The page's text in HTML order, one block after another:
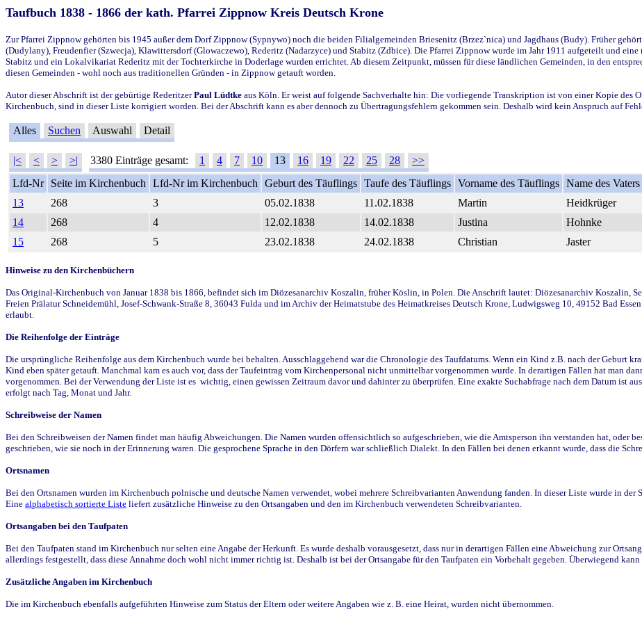
Taufbuch 1838 - 1866 der kath. Pfarrei Zippnow Kreis Deutsch Krone
Zur Pfarrei Zippnow gehörten bis 1945 außer dem Dorf Zippnow (Sypnywo) noch die beiden Filialgemeinden Briesenitz (Brzez`nica) und Jagdhaus (Budy). Früher
(Dudylany), Freudenfier (Szwecja), Klawittersdorf (Glowaczewo), Rederitz (Nadarzyce) und Stabitz (Zdbice). Die Pfarrei Zippnow wurde im Jahr 1911 aufgeteilt und
Stabitz und ein Lokalvikariat Rederitz mit der Tochterkirche in Doderlage wurden errichtet. Ab diesem Zeitpunkt, müssen für diese ländlichen Gemeinden, in den
diesen Gemeinden - wohl noch aus traditionellen Gründen - in Zippnow getauft worden.
Autor dieser Abschrift ist der gebürtige RederitzerPaul Lüdtke aus Köln. Er weist auf folgende Sachverhalte hin: Die vorliegende Transkription ist von einer Kopie des
Kirchenbuch, sind in dieser Liste korrigiert worden. Bei der Abschrift kann es aber dennoch zu Übertragungsfehlern gekommen sein. Deshalb wird kein Anspruch auf
Alles Suchen Auswahl Detail
|< < > >| 3380 Einträge gesamt: 1 4 7 10 13 16 19 22 25 28
>>
Lfd-Nr
Seite im Kirchenbuch Lfd-Nr im Kirchenbuch Geburt des Täuflings Taufe des Täuflings Vorname des Täuflings Name des Vaters
13
268 3 05.02.1838 11.02.1838 Martin Heidkrüger
14
268 4 12.02.1838 14.02.1838 Justina Hohnke
15
268 5 23.02.1838 24.02.1838 Christian Jaster
Hinweise zu den Kirchenbüchern
Das Original-Kirchenbuch von Januar 1838 bis 1866, befindet sich im Diözesanarchiv Koszalin, früher Köslin, in Polen. Die Anschrift lautet: Diözesanarchiv Koszalin,
Freien Prälatur Schneidemühl, Josef-Schwank-Straße 8, 36043 Fulda und im Archiv der Heimatstube des Heimatkreises Deutsch Krone, Ludwigsweg 10, 49152 Bad
erlaubt.
Die Reihenfolge der Einträge
Die ursprüngliche Reihenfolge aus dem Kirchenbuch wurde bei behalten. Ausschlaggebend war die Chronologie des Taufdatums. Wenn ein Kind z.B. nach der Geburt
Kind eben später getauft. Manchmal kam es auch vor, dass der Taufeintrag vom Kirchenpersonal nicht unmittelbar vorgenommen wurde. In derartigen Fällen hat man
vorgenommen. Bei der Verwendung der Liste ist es wichtig, einen gewissen Zeitraum davor und dahinter zu überprüfen. Eine exakte Suchabfrage nach dem Datum ist
erfolgt nach Tag, Monat und Jahr.
Schreibweise der Namen
Bei den Schreibweisen der Namen findet man häufig Abweichungen. Die Namen wurden offensichtlich so aufgeschrieben, wie die Amtsperson ihn verstanden hat, oder
geschrieben, wie sie noch in der Erinnerung waren. Die gesprochene Sprache in den Dörfern war schließlich Dialekt. In den Fällen bei denen erkannt wurde, dass die
Ortsnamen
Bei den Ortsnamen wurden im Kirchenbuch polnische und deutsche Namen verwendet, wobei mehrere Schreibvarianten Anwendung fanden. In dieser Liste wurde in der
Eine alphabetisch sortierte Liste liefert zusätzliche Hinweise zu den Ortsangaben und den im Kirchenbuch verwendeten Schreibvarianten.
Ortsangaben bei den Taufpaten
Bei den Taufpaten stand im Kirchenbuch nur selten eine Angabe der Herkunft. Es wurde deshalb vorausgesetzt, dass nur in derartigen Fällen eine Abweichung zur
allerdings festgestellt, dass diese Annahme doch wohl nicht immer richtig ist. Deshalb ist bei der Ortsangabe für den Taufpaten ein Vorbehalt gegeben. Überwiegend
Zusätzliche Angaben im Kirchenbuch
Die im Kirchenbuch ebenfalls aufgeführten Hinweise zum Status der Eltern oder weitere Angaben wie z. B. eine Heirat, wurden nicht übernommen.